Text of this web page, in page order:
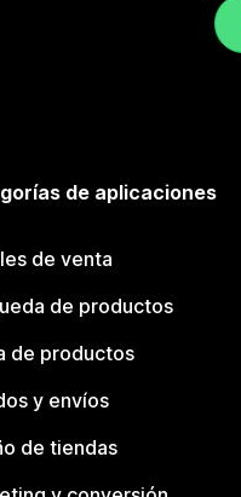
de aplicaciones
de venta
de productos
de productos
y envíos
de tiendas